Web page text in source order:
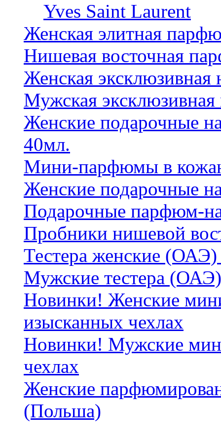
Yves Saint Laurent
Женская элитная
Нишевая восточная
Женская
Мужская
Женские подарочные
40мл.
Мини-парфюмы в
Женские подарочные
Подарочные парфюм-
Пробники нишевой
Тестера женские (ОАЭ)
Мужские тестера (ОАЭ)
Новинки! Женские
изысканных чехлах
Новинки! Мужские
чехлах
Женские
(Польша)